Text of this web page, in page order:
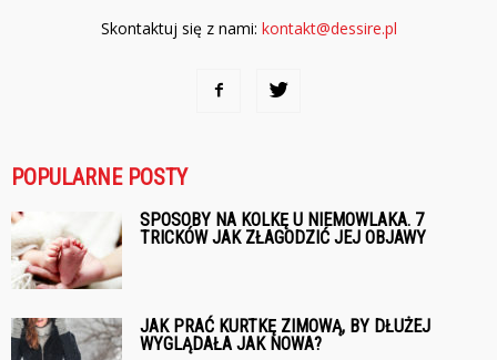
Skontaktuj się z nami: kontakt@dessire.pl
POPULARNE POSTY
SPOSOBY NA KOLKĘ U NIEMOWLAKA. 7
TRICKÓW JAK ZŁAGODZIĆ JEJ OBJAWY
JAK PRAĆ KURTKĘ ZIMOWĄ, BY DŁUŻEJ
WYGLĄDAŁA JAK NOWA?